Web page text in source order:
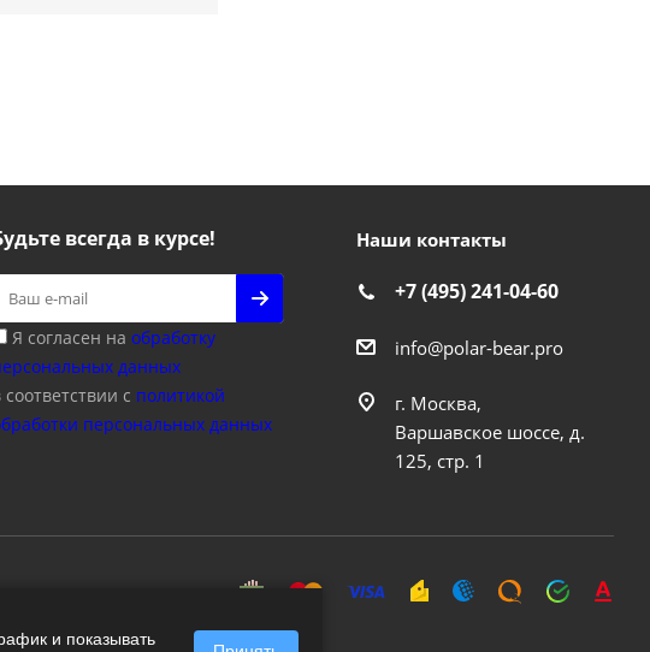
всегда в курсе!
Я согласен на обработку
данных
соответствии с политикой
персональных данных
Наши контакты
+7 (495) 241-04-60
info@polar-bear.pro
г. Москва,
Варшавское шоссе, д.
125, стр. 1
и показывать